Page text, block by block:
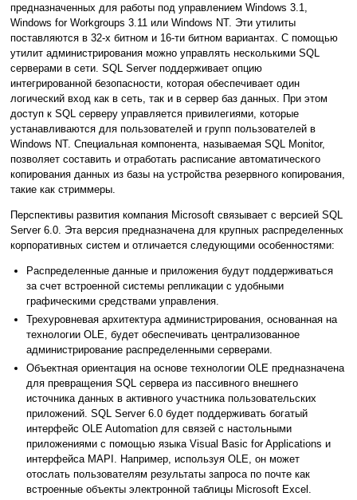
предназначенных для работы под управлением Windows 3.1,
Windows for Workgroups 3.11 или Windows NT. Эти утилиты
поставляются в 32-х битном и 16-ти битном вариантах. С помощью
утилит администрирования можно управлять несколькими SQL
серверами в сети. SQL Server поддерживает опцию
интегрированной безопасности, которая обеспечивает один
логический вход как в сеть, так и в сервер баз данных. При этом
доступ к SQL серверу управляется привилегиями, которые
устанавливаются для пользователей и групп пользователей в
Windows NT. Специальная компонента, называемая SQL Monitor,
позволяет составить и отработать расписание автоматического
копирования данных из базы на устройства резервного копирования,
такие как стриммеры.
Перспективы развития компания Microsoft связывает с версией SQL
Server 6.0. Эта версия предназначена для крупных распределенных
корпоративных систем и отличается следующими особенностями:
Распределенные данные и приложения будут поддерживаться
за счет встроенной системы репликации с удобными
графическими средствами управления.
Трехуровневая архитектура администрирования, основанная на
технологии OLE, будет обеспечивать централизованное
администрирование распределенными серверами.
Объектная ориентация на основе технологии OLE предназначена
для превращения SQL сервера из пассивного внешнего
источника данных в активного участника пользовательских
приложений. SQL Server 6.0 будет поддерживать богатый
интерфейс OLE Automation для связей с настольными
приложениями с помощью языка Visual Basic for Applications и
интерфейса MAPI. Например, используя OLE, он может
отослать пользователям результаты запроса по почте как
встроенные объекты электронной таблицы Microsoft Excel.